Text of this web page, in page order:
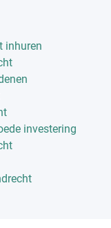
inhuren
investering